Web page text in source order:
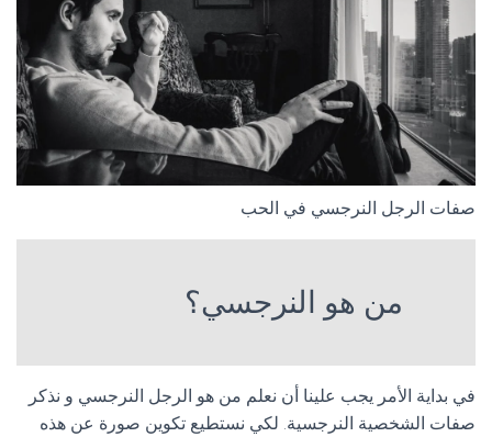
صفات الرجل النرجسي في الحب
من هو النرجسي؟
في بداية الأمر يجب علينا أن نعلم من هو الرجل النرجسي و نذكر
صفات الشخصية النرجسية. لكي نستطيع تكوين صورة عن هذه